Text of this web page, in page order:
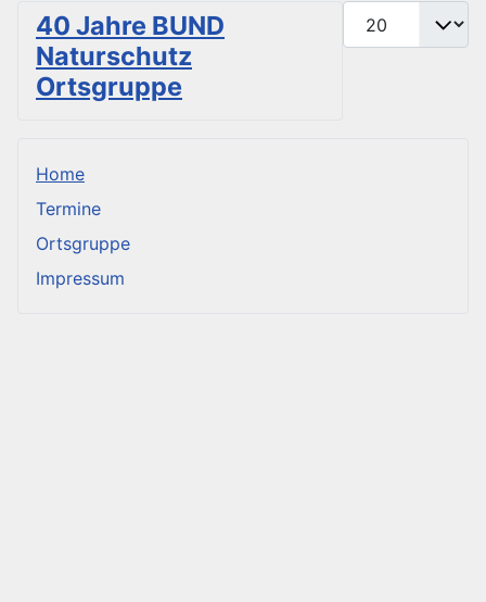
Home
Termine
Ortsgruppe
Impressum
Anzeige #
40 Jahre BUND
Naturschutz
Ortsgruppe